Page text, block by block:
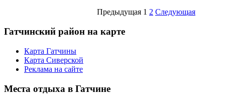
Предыдущая 1 2 Следующая
Гатчинский район на карте
Карта Гатчины
Карта Сиверской
Реклама на сайте
Места отдыха в Гатчине